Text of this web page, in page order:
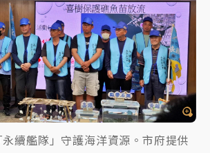
續艦隊」守護海洋資源。市府提供